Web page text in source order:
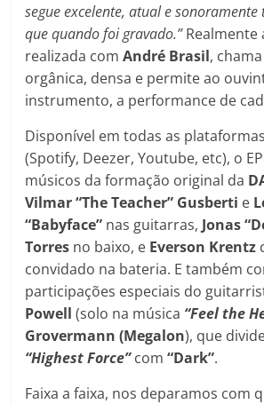
segue excelente, atual e
que quando foi gravado.”Realmente
realizada comAndré Brasil,
orgânica, densa e permite ao
instrumento, a performance de
Disponível em todas as
(Spotify, Deezer, Youtube, etc), o
músicos da formação original da
Vilmar “The Teacher” Gusberti e
“Babyface” nas guitarras, Jonas
Torres no baixo, e Everson Krentz
convidado na bateria. E também
participações especiais do
Powell (solo na música “Feel the
Grovermann (Megalon), que
“Highest Force”com“Dark”.
Faixa a faixa, nos deparamos com